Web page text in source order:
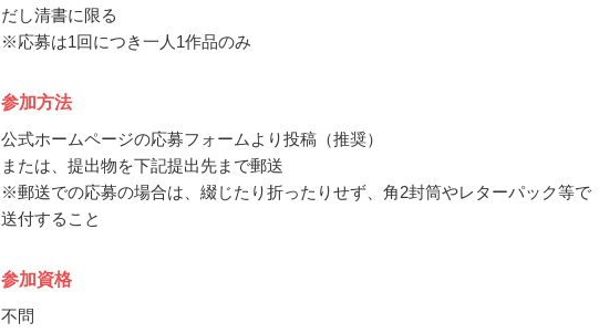
だし清書に限る
※応募は1回につき一人1作品のみ
参加方法
公式ホームページの応募フォームより投稿（推奨）
または、提出物を下記提出先まで郵送
※郵送での応募の場合は、綴じたり折ったりせず、角2封筒やレターパック等で
送付すること
参加資格
不問